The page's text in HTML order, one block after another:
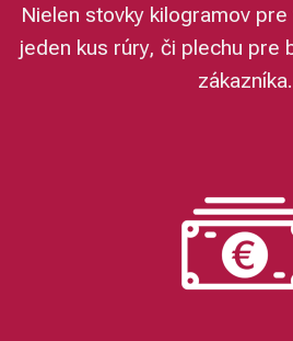
Nielen stovky kilogramov
jeden kus rúry, či plechu pre
zákazníka.